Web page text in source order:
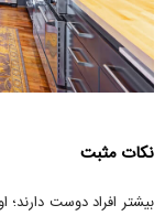
نکات مثبت
بیشتر افراد دوست دارند؛